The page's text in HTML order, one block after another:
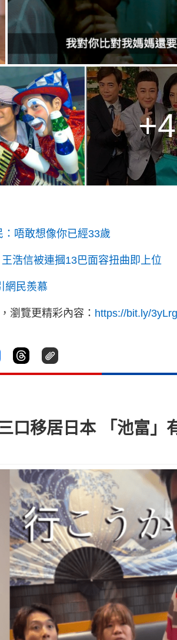
：唔敢想像你已經33歲
浩信被連摑13巴面容扭曲即上位
網民羨慕
瀏覽更精彩內容： https://bit.ly/
口移居日本 「池富」